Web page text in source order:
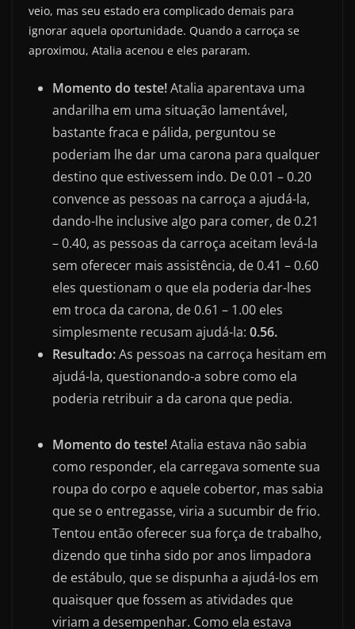
veio, mas seu estado era complicado demais para
ignorar aquela oportunidade. Quando a carroça se
aproximou, Atalia acenou e eles pararam.
Momento do teste!Atalia aparentava uma
andarilha em uma situação lamentável,
bastante fraca e pálida, perguntou se
poderiam lhe dar uma carona para qualquer
destino que estivessem indo. De 0.01 – 0.20
convence as pessoas na carroça a ajudá-la,
dando-lhe inclusive algo para comer, de 0.21
– 0.40, as pessoas da carroça aceitam levá-la
sem oferecer mais assistência, de 0.41 – 0.60
eles questionam o que ela poderia dar-lhes
em troca da carona, de 0.61 – 1.00 eles
simplesmente recusam ajudá-la: 0.56.
Resultado:As pessoas na carroça hesitam em
ajudá-la, questionando-a sobre como ela
poderia retribuir a da carona que pedia.
Momento do teste!Atalia estava não sabia
como responder, ela carregava somente sua
roupa do corpo e aquele cobertor, mas sabia
que se o entregasse, viria a sucumbir de frio.
Tentou então oferecer sua força de trabalho,
dizendo que tinha sido por anos limpadora
de estábulo, que se dispunha a ajudá-los em
quaisquer que fossem as atividades que
viriam a desempenhar. Como ela estava